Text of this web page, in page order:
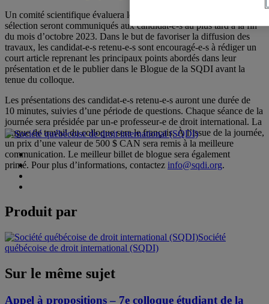
Un comité scientifique évaluera les propositions. Les résultats de la
sélection seront communiqués aux candidat-e-s au plus tard à la fin
du mois d’octobre 2023. Dans le but de favoriser la diffusion des
travaux, les candidat-e-s retenu-e-s sont encouragé-e-s à rédiger un
court article reprenant les principaux points abordés dans leur
présentation et de le publier dans le Blogue de la SQDI avant la
tenue du colloque.
Les présentations des candidat-e-s retenu-e-s auront une durée de
10 minutes, suivies d’une période de questions. Chaque séance de la
journée sera présidée par un-e professeur-e de droit international. La
langue de travail du colloque sera le français. À l’issue de la journée,
un prix d’une valeur de 500 $ CAN sera remis à la meilleure
communication. Le meilleur billet de blogue sera également
primé. Pour plus d’informations, contactez info@sqdi.org.
Produit par
Société
québécoise de droit international (SQDI)
Sur le même sujet
Appel à propositions – 7e colloque étudiant de la